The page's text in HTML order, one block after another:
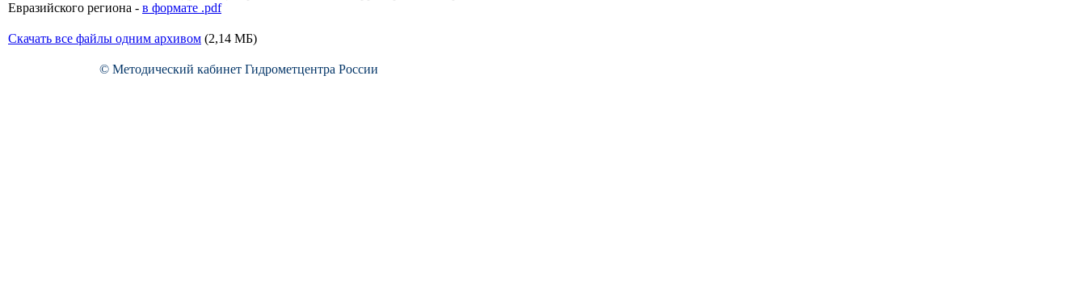
Евразийского региона - в формате .pdf
Скачать все файлы одним архивом (2,14 МБ)
© Методический кабинет Гидрометцентра России